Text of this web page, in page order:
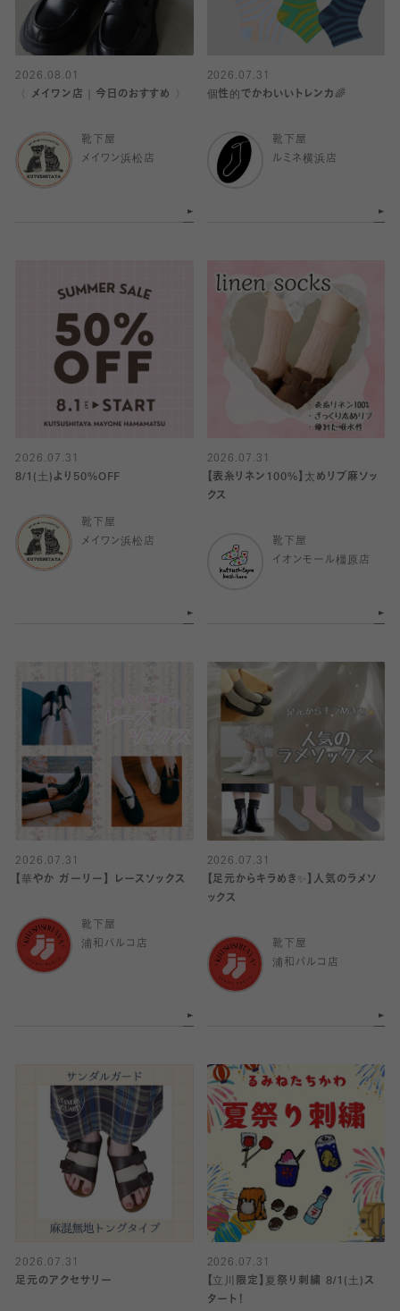
2026.08.01
〈 メイワン店｜今日のおすすめ 〉
靴下屋
メイワン浜松店
2026.07.31
個性的でかわいいトレンカ🌈
靴下屋
ルミネ横浜店
2026.07.31
8/1(土)より50%OFF
靴下屋
メイワン浜松店
2026.07.31
【表糸リネン100%】太めリブ麻ソッ
クス
靴下屋
イオンモール橿原店
2026.07.31
【華やか ガーリー】 レースソックス
靴下屋
浦和パルコ店
2026.07.31
【足元からキラめき✨️】人気のラメソ
ックス
靴下屋
浦和パルコ店
2026.07.31
足元のアクセサリー
2026.07.31
【立川限定】夏祭り刺繍 8/1(土)ス
タート！